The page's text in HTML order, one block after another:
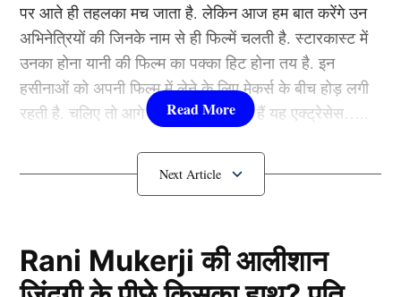
यह भी पढ़ें:4,4,4,4,4,4…. RCB
का कप्तान बनते ही रजत पाटीदार में
आई डीविलयर्स की आत्मा, तूफानी
पारी से जीता फैंस का दिल
इस वजह से नहीं लगा झंडा
पर आते ही तहलका मच जाता है. लेकिन आज हम बात करेंगे उन
अभिनेत्रियों की जिनके नाम से ही फिल्में चलती है. स्टारकास्ट में
उनका होना यानी की फिल्म का पक्का हिट होना तय है. इन
हसीनाओं को अपनी फिल्म में लेने के लिए मेकर्स के बीच होड़ लगी
रहती है. चलिए तो आगे जानते हैं कौन-कौन हैं यह एक्ट्रेसेस…..
कौन हैंBollywood की यह हसीनाएं?
Padukone)
Rani Mukerji की आलीशान